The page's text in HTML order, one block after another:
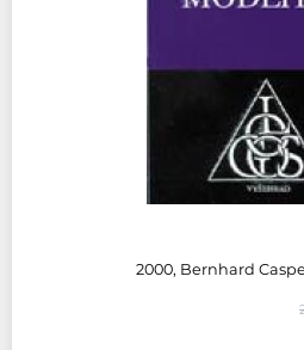
2000, Bernhard